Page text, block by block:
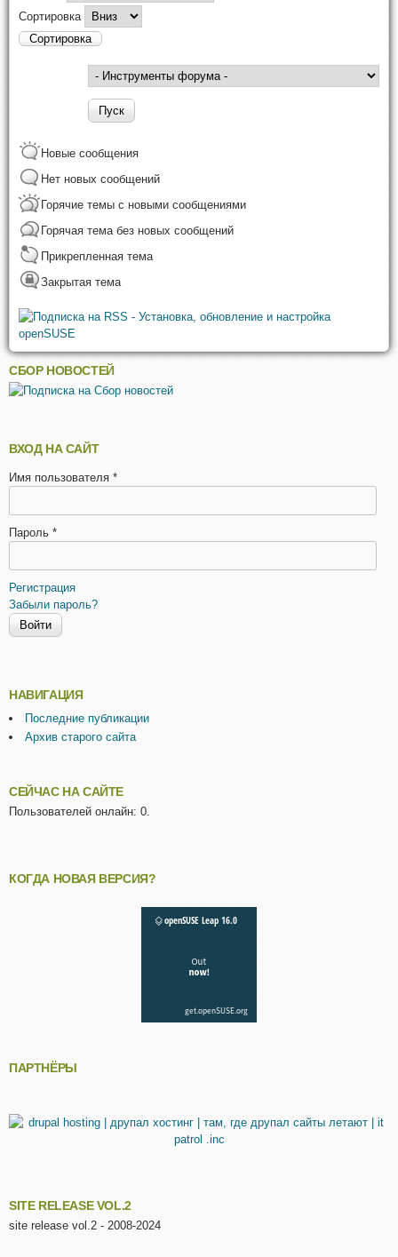
Сортировка
Новые сообщения
Нет новых сообщений
Горячие темы с новыми сообщениями
Горячая тема без новых сообщений
Прикрепленная тема
Закрытая тема
СБОР НОВОСТЕЙ
ВХОД НА САЙТ
Имя пользователя *
Пароль *
Регистрация
Забыли пароль?
НАВИГАЦИЯ
Последние публикации
Архив старого сайта
СЕЙЧАС НА САЙТЕ
Пользователей онлайн: 0.
КОГДА НОВАЯ ВЕРСИЯ?
ПАРТНЁРЫ
SITE RELEASE VOL.2
site release vol.2 - 2008-2024